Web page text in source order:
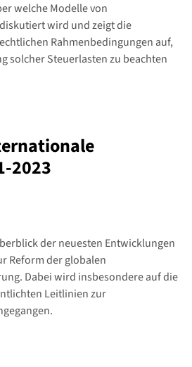
welche Modelle von
wird und zeigt die
Rahmenbedingungen auf,
solcher Steuerlasten zu beachten
2023
der neuesten Entwicklungen
Reform der globalen
Dabei wird insbesondere auf die
Leitlinien zur